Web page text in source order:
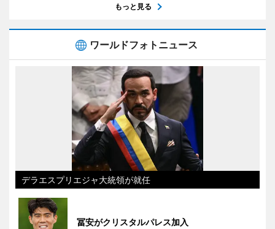
もっと見る
ワールドフォトニュース
デラエスプリエジャ大統領が就任
冨安がクリスタルパレス加入